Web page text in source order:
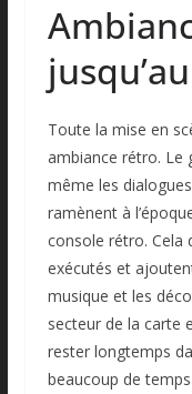
Toute la mise en
ambiance rétro. Le
même les
ramènent à
console rétro. Cela
exécutés et
musique et les
secteur de la carte
rester longtemps
beaucoup de